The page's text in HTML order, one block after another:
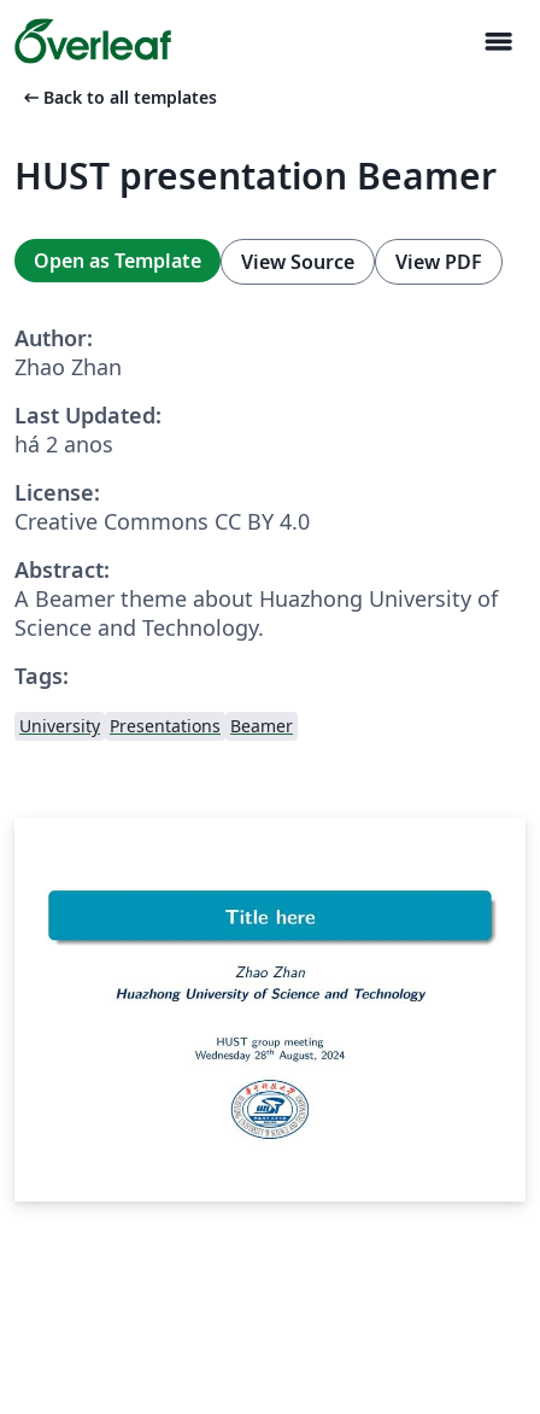
menu
arrow_left_alt Back to all templates
HUST presentation Beamer
Open as Template View Source View PDF
Author:
Zhao Zhan
Last Updated:
há 2 anos
License:
Creative Commons CC BY 4.0
Abstract:
A Beamer theme about Huazhong University of
Science and Technology.
Tags:
University Presentations Beamer